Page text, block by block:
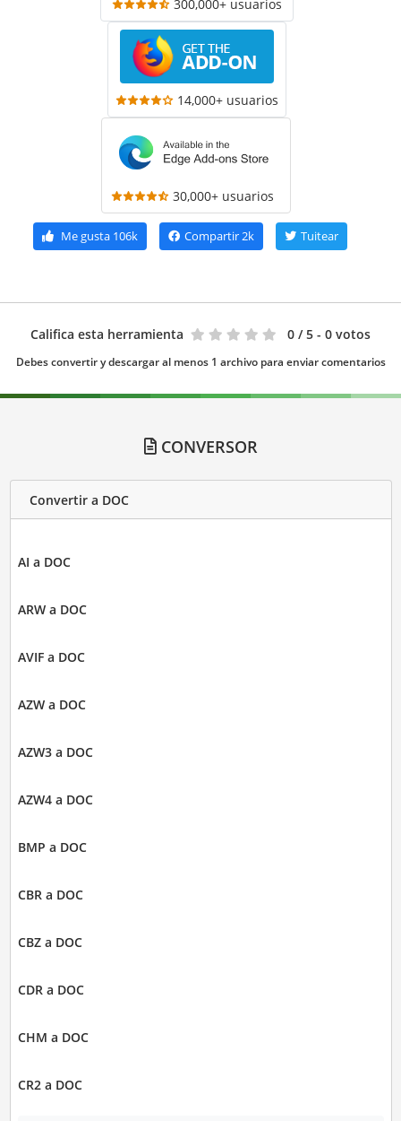
300,000+ usuarios
14,000+ usuarios
30,000+ usuarios
Me gusta106k Compartir2k Tuitear
Califica esta herramienta 0 / 5 - 0 votos
Debes convertir y descargar al menos 1 archivo para enviar comentarios
CONVERSOR
Convertir a DOC
AI a DOC
ARW a DOC
AVIF a DOC
AZW a DOC
AZW3 a DOC
AZW4 a DOC
BMP a DOC
CBR a DOC
CBZ a DOC
CDR a DOC
CHM a DOC
CR2 a DOC